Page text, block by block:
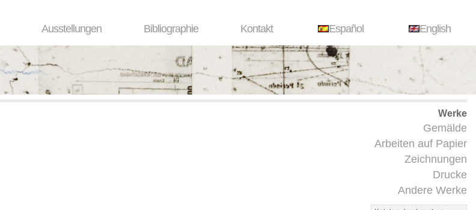
Ausstellungen Bibliographie Kontakt Español English
Werke
Gemälde
Arbeiten auf Papier
Zeichnungen
Drucke
Andere Werke